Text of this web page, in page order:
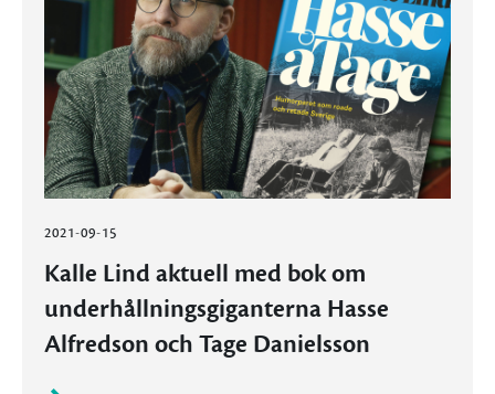
2021-09-15
Kalle Lind aktuell med bok om
underhållningsgiganterna Hasse
Alfredson och Tage Danielsson